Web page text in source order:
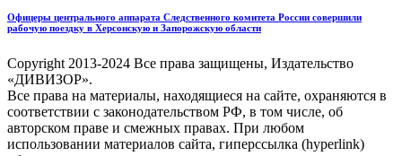
Офицеры центрального аппарата Следственного комитета России совершили
рабочую поездку в Херсонскую и Запорожскую области
Copyright 2013-2024 Все права защищены, Издательство
«ДИВИЗОР».
Все права на материалы, находящиеся на сайте, охраняются в
соответствии с законодательством РФ, в том числе, об
авторском праве и смежных правах. При любом
использовании материалов сайта, гиперссылка (hyperlink)